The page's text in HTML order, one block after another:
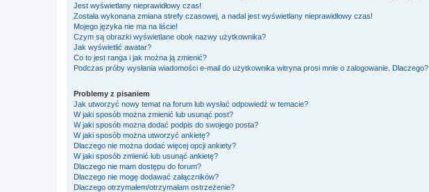
Jest wyświetlany nieprawidłowy czas!
Została wykonana zmiana strefy czasowej, a nadal jest wyświetlany nieprawidłowy czas!
Mojego języka nie ma na liście!
Czym są obrazki wyświetlane obok nazwy użytkownika?
Jak wyświetlić awatar?
Co to jest ranga i jak można ją zmienić?
Podczas próby wysłania wiadomości e-mail do użytkownika witryna prosi mnie o zalogowanie. Dlaczego?
Problemy z pisaniem
Jak utworzyć nowy temat na forum lub wysłać odpowiedź w temacie?
W jaki sposób można zmienić lub usunąć post?
W jaki sposób można dodać podpis do swojego posta?
W jaki sposób można utworzyć ankietę?
Dlaczego nie można dodać więcej opcji ankiety?
W jaki sposób zmienić lub usunąć ankietę?
Dlaczego nie mam dostępu do forum?
Dlaczego nie mogę dodawać załączników?
Dlaczego otrzymałem/otrzymałam ostrzeżenie?